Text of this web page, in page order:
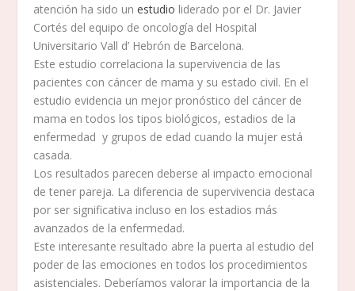
atención ha sido unestudio liderado por el Dr. Javier
Cortés del equipo de oncología del Hospital
Universitario Vall d’ Hebrón de Barcelona.
Este estudio correlaciona la supervivencia de las
pacientes con cáncer de mama y su estado civil. En el
estudio evidencia un mejor pronóstico del cáncer de
mama en todos los tipos biológicos, estadios de la
enfermedad y grupos de edad cuando la mujer está
casada.
Los resultados parecen deberse al impacto emocional
de tener pareja. La diferencia de supervivencia destaca
por ser significativa incluso en los estadios más
avanzados de la enfermedad.
Este interesante resultado abre la puerta al estudio del
poder de las emociones en todos los procedimientos
asistenciales. Deberíamos valorar la importancia de la